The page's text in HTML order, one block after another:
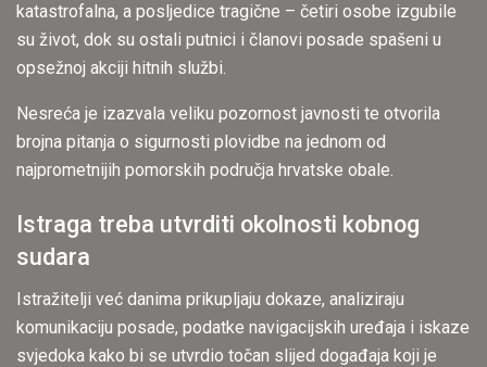
katastrofalna, a posljedice tragične – četiri osobe izgubile
su život, dok su ostali putnici i članovi posade spašeni u
opsežnoj akciji hitnih službi.
Nesreća je izazvala veliku pozornost javnosti te otvorila
brojna pitanja o sigurnosti plovidbe na jednom od
najprometnijih pomorskih područja hrvatske obale.
Istraga treba utvrditi okolnosti kobnog
sudara
Istražitelji već danima prikupljaju dokaze, analiziraju
komunikaciju posade, podatke navigacijskih uređaja i iskaze
svjedoka kako bi se utvrdio točan slijed događaja koji je